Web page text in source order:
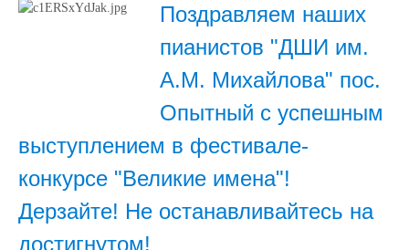
Поздравляем наших
пианистов "ДШИ им.
А.М. Михайлова" пос.
Опытный с успешным
выступлением в фестивале-
конкурсе "Великие имена"!
Дерзайте! Не останавливайтесь на
достигнутом!